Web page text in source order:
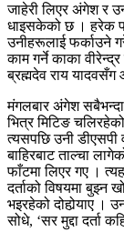
जाहेरी लिएर अंगेश र
धाइसकेको छ । हरेक
उनीहरूलाई फर्काउने
काम गर्ने काका
ब्रह्मदेव राय यादवसँग
मंगलबार अंगेश सबैभन्दा
भित्र मिटिङ
त्यसपछि उनी डीएसपी
बाहिरबाट ताल्चा
फाँटमा लिएर गए ।
दर्ताको विषयमा बुझ्न
भइरहेको दोहोर्‍याए ।
सोधे, ‘सर मुद्दा दर्ता